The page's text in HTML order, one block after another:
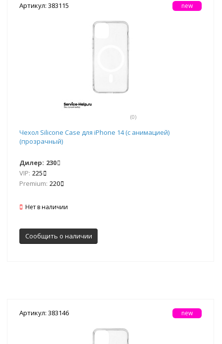
Артикул: 383115
(0)
new
Чехол Silicone Case для iPhone 14 (с анимацией)
(прозрачный)
Дилер: 230
VIP: 225
Premium: 220
Нет в наличии
Сообщить о наличии
Артикул: 383146 new